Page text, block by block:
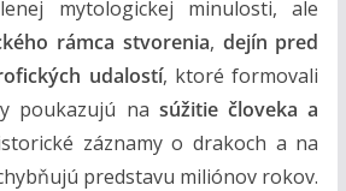
mytologickej minulosti, ale
rámca stvorenia, dejín pred
udalostí, ktoré formovali
poukazujú na súžitie človeka a
záznamy o drakoch a na
predstavu miliónov rokov.